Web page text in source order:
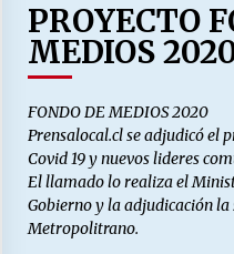
Ya se
cuándo van
03/08/
LA DC POR
HISTORIA
28/07/
PROYECTO
MEDIOS
FONDO DE MEDIOS 2020
Prensalocal.cl se adjudicó el
Covid 19 y nuevos lideres
El llamado lo realiza el
Gobierno y la adjudicación la
Metropolitrano.